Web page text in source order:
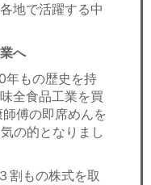
地で活躍する中
へ
もの歴史を持
全食品工業を買
傅の即席めんを
の的となりまし
割もの株式を取